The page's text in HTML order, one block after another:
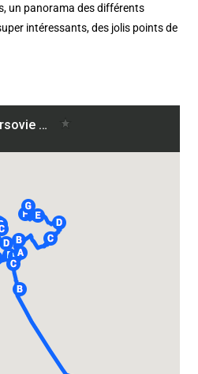
un panorama des différents
intéressants, des jolis points de